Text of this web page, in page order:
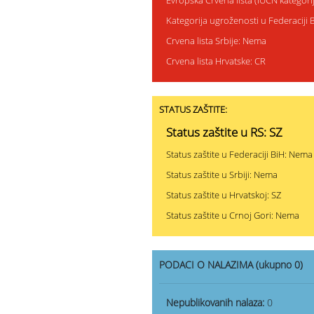
Kategorija ugroženosti u Federaciji
Crvena lista Srbije: Nema
Crvena lista Hrvatske: CR
STATUS ZAŠTITE:
Status zaštite u RS: SZ
Status zaštite u Federaciji BiH: Nema
Status zaštite u Srbiji: Nema
Status zaštite u Hrvatskoj: SZ
Status zaštite u Crnoj Gori: Nema
PODACI O NALAZIMA (ukupno 0)
Nepublikovanih nalaza: 0